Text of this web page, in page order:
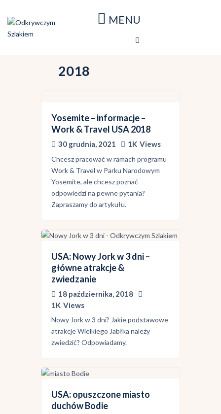
2018
Strona główna
Nasze podróże
Yosemite – informacje –
Work & Travel USA 2018
30 grudnia, 2021 1K Views
Chcesz pracować w ramach programu
Work & Travel w Parku Narodowym
Yosemite, ale chcesz poznać
odpowiedzi na pewne pytania?
Zapraszamy do artykułu.
USA: Nowy Jork w 3 dni –
główne atrakcje &
zwiedzanie
18 października, 2018
1K Views
Nowy Jork w 3 dni? Jakie podstawowe
atrakcje Wielkiego Jabłka należy
zwiedzić? Odpowiadamy.
USA: opuszczone miasto
duchów Bodie